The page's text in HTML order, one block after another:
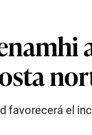
favorecerá el